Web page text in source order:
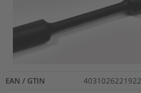
EAN / GTIN
4031026221922